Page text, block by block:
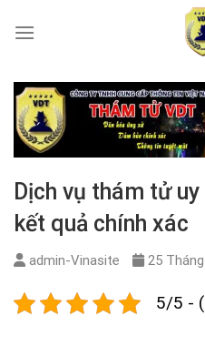
Dịch vụ thám tử
kết quả chính xác
admin-Vinasite 25
5/5 -